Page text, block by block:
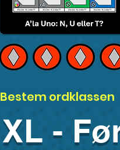
Bestem ordklassen
XL -